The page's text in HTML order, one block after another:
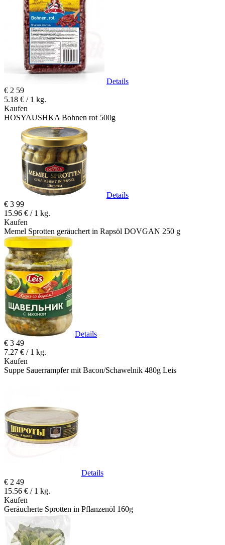
Details
€ 2 59
5.18 € / 1 kg.
Kaufen
HOSYAUSHKA Bohnen rot 500g
Details
€ 3 99
15.96 € / 1 kg.
Kaufen
Memel Sprotten geräuchert in Rapsöl DOVGAN 250 g
Details
€ 3 49
7.27 € / 1 kg.
Kaufen
Suppe Sauerrampfer mit Bacon/Schawelnik 480g Leis
Details
€ 2 49
15.56 € / 1 kg.
Kaufen
Geräucherte Sprotten in Pflanzenöl 160g